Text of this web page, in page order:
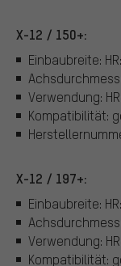
X-12 / 150+:
Einbaubreite:
Verwendung:
Kompatibilität:
X-12 / 197+:
Einbaubreite:
Verwendung:
Kompatibilität: